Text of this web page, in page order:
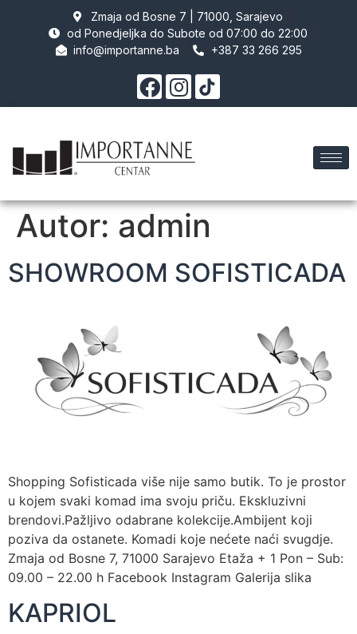
Zmaja od Bosne 7 | 71000, Sarajevo
od Ponedjeljka do Subote od 07:00 do 22:00
info@importanne.ba
+387 33 266 295
Autor: admin
SHOWROOM SOFISTICADA
Shopping Sofisticada više nije samo butik. To je prostor
u kojem svaki komad ima svoju priču. Ekskluzivni
brendovi.Pažljivo odabrane kolekcije.Ambijent koji
poziva da ostanete. Komadi koje nećete naći svugdje.
Zmaja od Bosne 7, 71000 Sarajevo Etaža + 1 Pon – Sub:
09.00 – 22.00 h Facebook Instagram Galerija slika
KAPRIOL